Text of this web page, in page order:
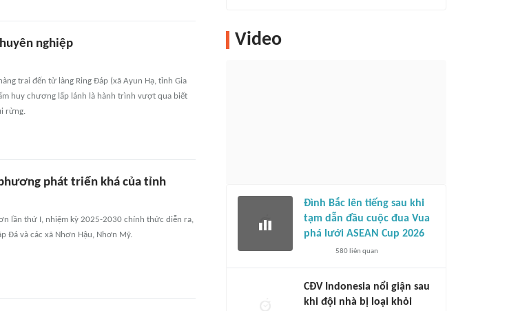
nghiệp
trai đến từ làng Ring Đáp (xã Ayun Hạ, tỉnh Gia
huy chương lấp lánh là hành trình vượt qua biết
rừng.
phát triển khá của tỉnh
lần thứ I, nhiệm kỳ 2025-2030 chính thức diễn ra,
Ðá và các xã Nhơn Hậu, Nhơn Mỹ.
Video
Đình Bắc lên tiếng sau khi
tạm dẫn đầu cuộc đua Vua
phá lưới ASEAN Cup 2026
580liên quan
CĐV Indonesia nổi giận sau
khi đội nhà bị loại khỏi